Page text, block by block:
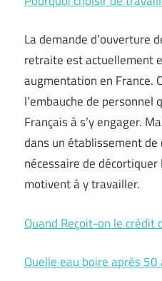
La demande d’ouverture
retraite est actuellement
augmentation en France.
l’embauche de
Français à s’y engager.
dans un établissement
nécessaire de
motivent à y travailler.
Quand Reçoit-on le crédit
Quelle eau boire après 50